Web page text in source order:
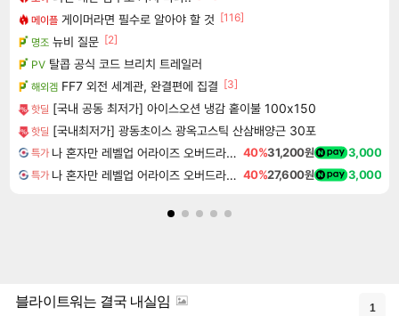
메이플 게이머라면 필수로 알아야 할 것 [116]
명조 뉴비 질문 [2]
PV 탈콥 공식 코드 브리치 트레일러
해외겜 FF7 외전 세계관, 완결편에 집결 [3]
핫딜 [국내 공동 최저가] 아이스오션 냉감 홑이불 100x150
핫딜 [국내최저가] 광동초이스 광옥고스틱 산삼배양근 30포
특가 나 혼자만 레벨업 어라이즈 오버드라이브 디럭스 에디션 Solo Leveling Arise Overdrive Deluxe Edition 40%31,200원 3,000
특가 나 혼자만 레벨업 어라이즈 오버드라이브 Solo Leveling Arise 40%27,600원 3,000
블라이트워는 결국 내실임 1